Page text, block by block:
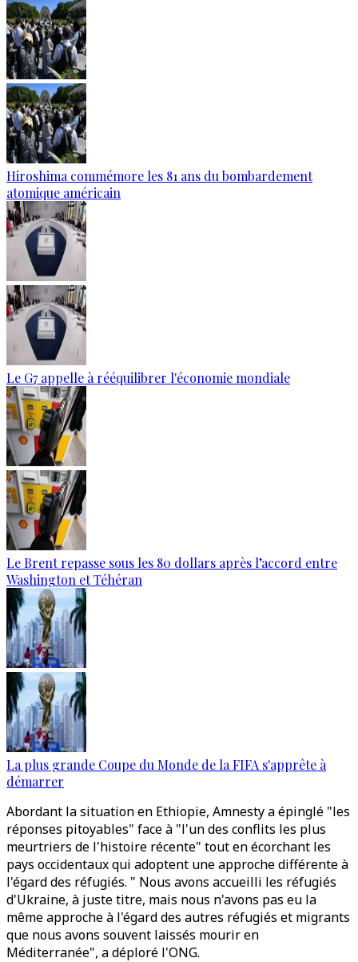
Hiroshima commémore les 81 ans du bombardement
atomique américain
Le G7 appelle à rééquilibrer l'économie mondiale
Le Brent repasse sous les 80 dollars après l’accord entre
Washington et Téhéran
La plus grande Coupe du Monde de la FIFA s'apprête à
démarrer
Abordant la situation en Ethiopie, Amnesty a épinglé "les
réponses pitoyables" face à "l'un des conflits les plus
meurtriers de l'histoire récente" tout en écorchant les
pays occidentaux qui adoptent une approche différente à
l'égard des réfugiés. " Nous avons accueilli les réfugiés
d'Ukraine, à juste titre, mais nous n'avons pas eu la
même approche à l'égard des autres réfugiés et migrants
que nous avons souvent laissés mourir en
Méditerranée", a déploré l'ONG.